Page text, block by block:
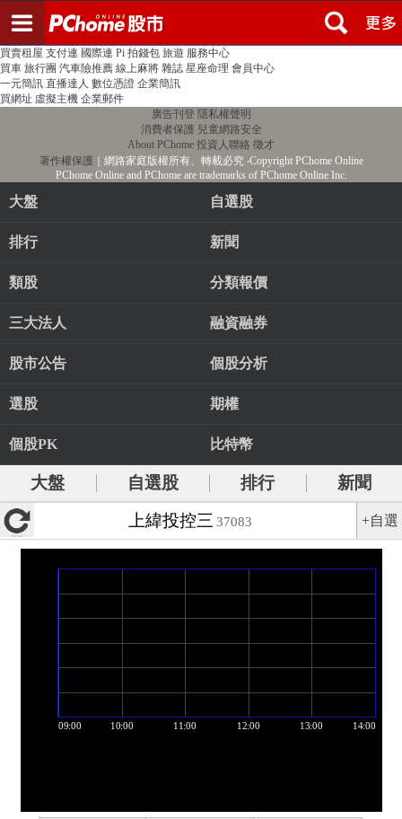
PChome首頁 線上購物 24h購物 書店
買賣租屋 支付連 國際連 Pi 拍錢包 旅遊 服務中心
買車 旅行團 汽車險推薦 線上麻將 雜誌 星座命理 會員中心
一元簡訊 直播達人 數位憑證 企業簡訊
買網址 虛擬主機 企業郵件
廣告刊登 隱私權聲明
消費者保護 兒童網路安全
About PChome 投資人聯絡 徵才
著作權保護 ｜網路家庭版權所有、轉載必究‧Copyright PChome Online
PChome Online and PChome are trademarks of PChome Online Inc.
大盤 自選股
排行 新聞
類股 分類報價
三大法人 融資融券
股市公告 個股分析
選股 期權
個股PK 比特幣
大盤 自選股 排行
新聞
上緯投控三 37083 +自選